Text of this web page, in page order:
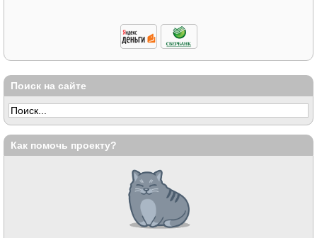
Поиск на сайте
Как помочь проекту?